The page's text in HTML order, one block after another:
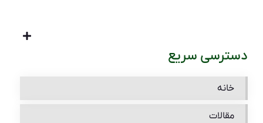
دسترسی سریع
خانه
مقالات